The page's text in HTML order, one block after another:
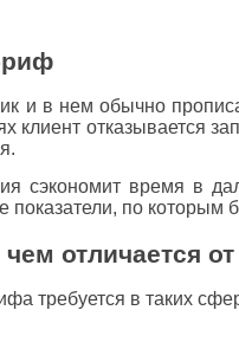
и в нем обычно
клиент отказывается
сэкономит время в
показатели, по которым
отличается
требуется в таких